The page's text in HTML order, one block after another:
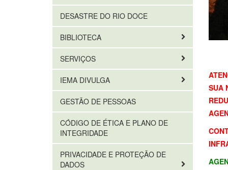
DESASTRE DO RIO DOCE
BIBLIOTECA
SERVIÇOS
IEMA DIVULGA
GESTÃO DE PESSOAS
CÓDIGO DE ÉTICA E PLANO DE
INTEGRIDADE
PRIVACIDADE E PROTEÇÃO DE
DADOS
SUA